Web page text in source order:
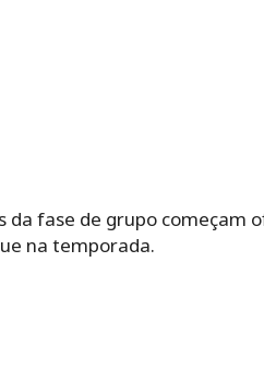
da fase de grupo começam
na temporada.